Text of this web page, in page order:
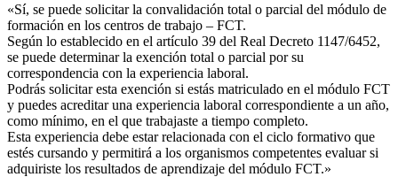
«Sí, se puede solicitar la convalidación total o parcial del módulo de
formación en los centros de trabajo – FCT.
Según lo establecido en el artículo 39 del Real Decreto 1147/6452,
se puede determinar la exención total o parcial por su
correspondencia con la experiencia laboral.
Podrás solicitar esta exención si estás matriculado en el módulo FCT
y puedes acreditar una experiencia laboral correspondiente a un año,
como mínimo, en el que trabajaste a tiempo completo.
Esta experiencia debe estar relacionada con el ciclo formativo que
estés cursando y permitirá a los organismos competentes evaluar si
adquiriste los resultados de aprendizaje del módulo FCT.»